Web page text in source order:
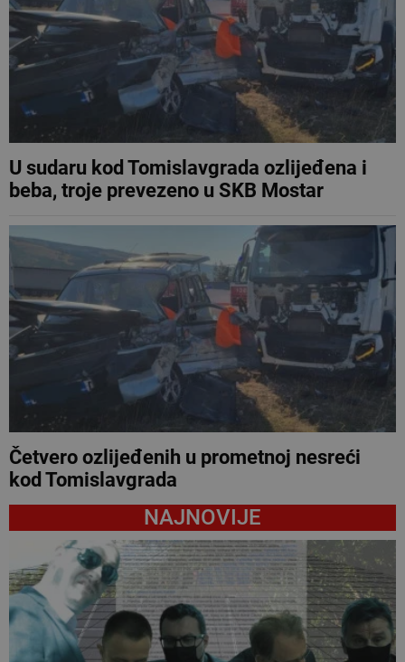
U sudaru kod Tomislavgrada ozlijeđena i
beba, troje prevezeno u SKB Mostar
Četvero ozlijeđenih u prometnoj nesreći
kod Tomislavgrada
NAJNOVIJE